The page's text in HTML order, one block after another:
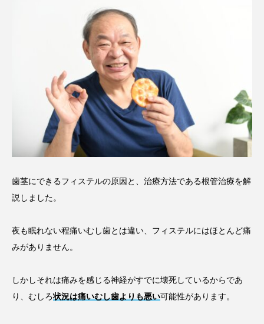
歯茎にできるフィステルの原因と、治療方法である根管治療を解
説しました。
夜も眠れない程痛いむし歯とは違い、フィステルにはほとんど痛
みがありません。
しかしそれは痛みを感じる神経がすでに壊死しているからであ
り、むしろ状況は痛いむし歯よりも悪い可能性があります。